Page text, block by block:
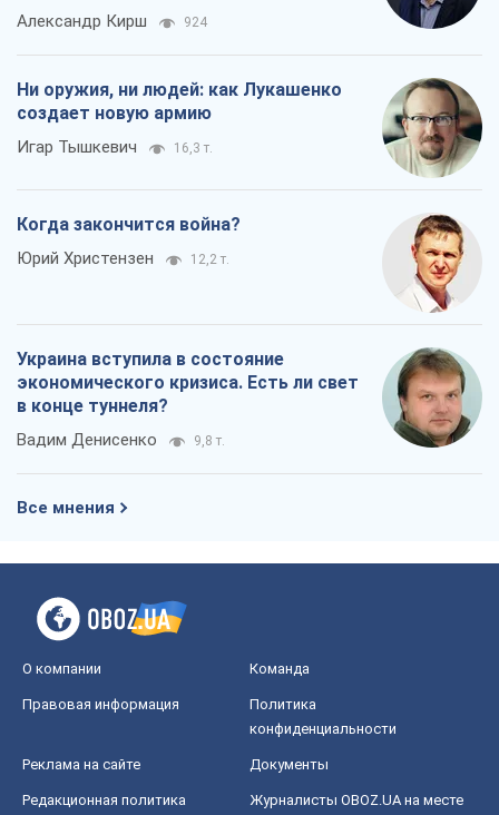
Александр Кирш 924
Ни оружия, ни людей: как Лукашенко
создает новую армию
Игар Тышкевич 16,3 т.
Когда закончится война?
Юрий Христензен 12,2 т.
Украина вступила в состояние
экономического кризиса. Есть ли свет
в конце туннеля?
Вадим Денисенко 9,8 т.
Все мнения
О компании Команда
Правовая информация
Политика
конфиденциальности
Реклама на сайте Документы
Редакционная политика
Журналисты OBOZ.UA на месте